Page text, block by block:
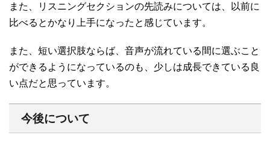
また、リスニングセクションの先読みについては、以前に
比べるとかなり上手になったと感じています。
また、短い選択肢ならば、音声が流れている間に選ぶこと
ができるようになっているのも、少しは成長できている良
い点だと思っています。
今後について